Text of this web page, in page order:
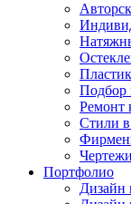
Подбор
Ремонт
Стили в
Портфолио
Дизайн